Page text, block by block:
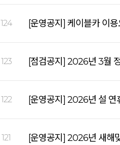
124 [운영공지] 케이블카 이
123 [점검공지] 2026년 3월
122 [운영공지] 2026년 설 연
121 [운영공지] 2026년 새해